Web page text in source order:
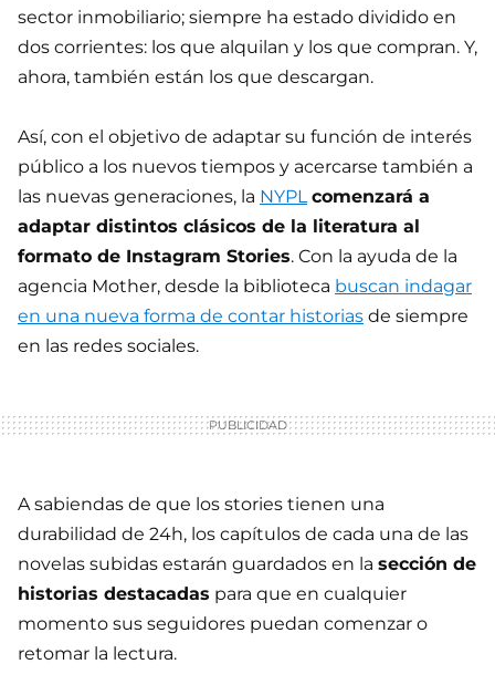
sector inmobiliario; siempre ha estado dividido en
dos corrientes: los que alquilan y los que compran. Y,
ahora, también están los que descargan.
Así, con el objetivo de adaptar su función de interés
público a los nuevos tiempos y acercarse también a
las nuevas generaciones, la NYPL comenzará a
adaptar distintos clásicos de la literatura al
formato de Instagram Stories. Con la ayuda de la
agencia Mother, desde la biblioteca buscan indagar
en una nueva forma de contar historias de siempre
en las redes sociales.
A sabiendas de que los stories tienen una
durabilidad de 24h, los capítulos de cada una de las
novelas subidas estarán guardados en la sección de
historias destacadas para que en cualquier
momento sus seguidores puedan comenzar o
retomar la lectura.